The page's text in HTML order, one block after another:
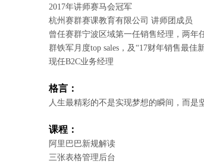
2017年讲师赛马会冠军
杭州赛群赛课教育有限公司 讲师团成员
曾任赛群宁波区域第一任销售经理，两年
群铁军月度top sales，及“17财年销售最佳
现任B2C业务经理
格言：
人生最精彩的不是实现梦想的瞬间，而是
课程：
阿里巴巴新规解读
三张表格管理后台